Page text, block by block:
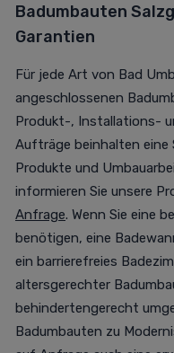
Badumbauten
Garantien
Für jede Art von Bad
angeschlossenen
Produkt-, Installations-
Aufträge beinhalten eine
Produkte und
informieren Sie unsere
Anfrage. Wenn Sie eine
benötigen, eine
ein barrierefreies
altersgerechter
behindertengerecht
Badumbauten zu